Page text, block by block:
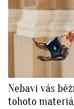
Nebaví vás
tohoto